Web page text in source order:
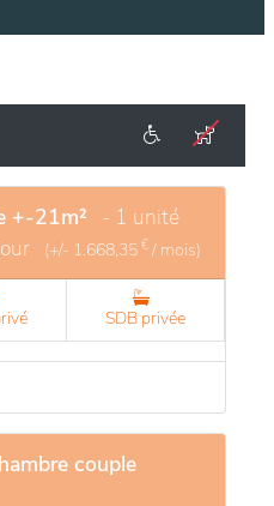
+-21m² - 1 unité
(+/- 1.668,35 € / mois)
SDB privée
couple